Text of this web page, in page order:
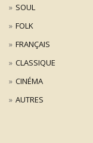
SOUL
FOLK
FRANÇAIS
CLASSIQUE
CINÉMA
AUTRES